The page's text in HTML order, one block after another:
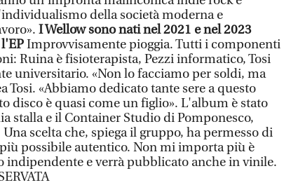
della società moderna e
I Wellow sono nati nel 2021 e nel 2023
Improvvisamente pioggia. Tutti i componenti
Ruina è fisioterapista, Pezzi informatico, Tosi
universitario. «Non lo facciamo per soldi, ma
Tosi. «Abbiamo dedicato tante sere a questo
disco è quasi come un figlio». L'album è stato
stalla e il Container Studio di Pomponesco,
scelta che, spiega il gruppo, ha permesso di
possibile autentico. Non mi importa più è
indipendente e verrà pubblicato anche in vinile.